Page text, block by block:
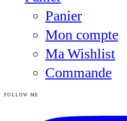
Panier
Mon compte
Ma Wishlist
Commande
FOLLOW ME